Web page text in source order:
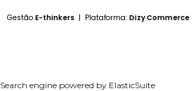
Gestão E-thinkers | Plataforma: Dizy Commerce
Search engine powered by ElasticSuite